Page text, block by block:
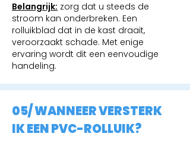
Belangrijk: zorg dat u steeds de
stroom kan onderbreken. Een
rolluikblad dat in de kast draait,
veroorzaakt schade. Met enige
ervaring wordt dit een eenvoudige
handeling.
05/ WANNEER VERSTERK
IK EEN PVC-ROLLUIK?